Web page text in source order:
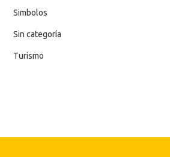
Simbolos
Sin categoría
Turismo